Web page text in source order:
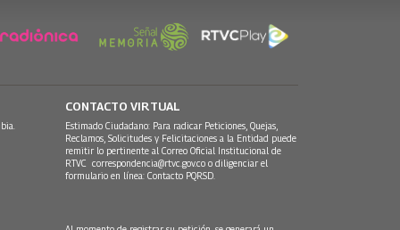
CONTACTO VIRTUAL
Estimado Ciudadano: Para radicar Peticiones, Quejas,
Reclamos, Solicitudes y Felicitaciones a la Entidad puede
remitir lo pertinente al Correo Oficial Institucional de
RTVC correspondencia@rtvc.gov.co o diligenciar el
formulario en línea: Contacto PQRSD.